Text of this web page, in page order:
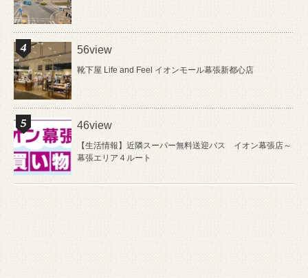
56view
靴下屋 Life and Feel イオンモール幕張新都心店
46view
【生活情報】近隣スーパー無料送迎バス イオン幕張店～
幕張エリア４ルート